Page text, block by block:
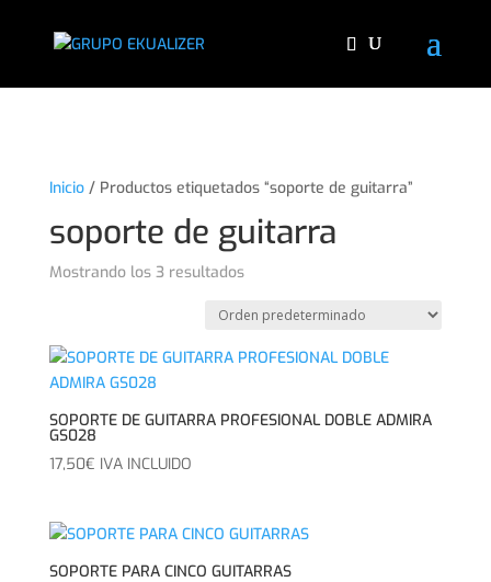
Inicio/ Productos etiquetados “soporte de guitarra”
soporte de guitarra
Mostrando los 3 resultados
SOPORTE DE GUITARRA PROFESIONAL DOBLE ADMIRA
GS028
17,50€ IVA INCLUIDO
SOPORTE PARA CINCO GUITARRAS